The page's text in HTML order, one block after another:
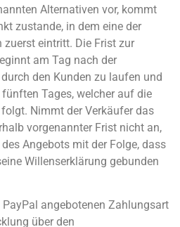
Alternativen vor, kommt
zustande, in dem eine der
eintritt. Die Frist zur
am Tag nach der
den Kunden zu laufen und
Tages, welcher auf die
Nimmt der Verkäufer das
vorgenannter Frist nicht an,
Angebots mit der Folge, dass
Willenserklärung gebunden
angebotenen Zahlungsart
über den